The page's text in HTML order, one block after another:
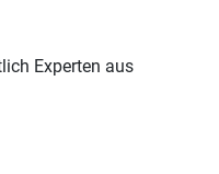
Experten aus